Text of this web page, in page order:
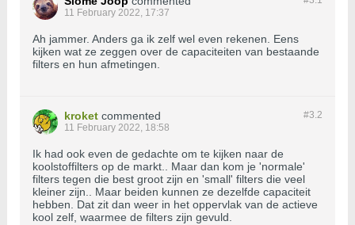
11 February 2022, 17:37
Ah jammer. Anders ga ik zelf wel even rekenen. Eens
kijken wat ze zeggen over de capaciteiten van bestaande
filters en hun afmetingen.
#3.2
kroket commented
11 February 2022, 18:58
Ik had ook even de gedachte om te kijken naar de
koolstoffilters op de markt.. Maar dan kom je 'normale'
filters tegen die best groot zijn en 'small' filters die veel
kleiner zijn.. Maar beiden kunnen ze dezelfde capaciteit
hebben. Dat zit dan weer in het oppervlak van de actieve
kool zelf, waarmee de filters zijn gevuld.